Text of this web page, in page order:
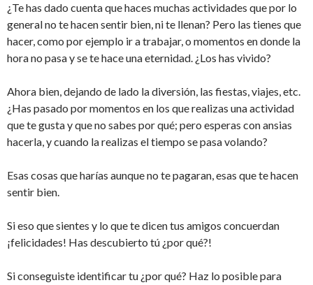
¿Te has dado cuenta que haces muchas actividades que por lo
general no te hacen sentir bien, ni te llenan? Pero las tienes que
hacer, como por ejemplo ir a trabajar, o momentos en donde la
hora no pasa y se te hace una eternidad. ¿Los has vivido?
Ahora bien, dejando de lado la diversión, las fiestas, viajes, etc.
¿Has pasado por momentos en los que realizas una actividad
que te gusta y que no sabes por qué; pero esperas con ansias
hacerla, y cuando la realizas el tiempo se pasa volando?
Esas cosas que harías aunque no te pagaran, esas que te hacen
sentir bien.
Si eso que sientes y lo que te dicen tus amigos concuerdan
¡felicidades! Has descubierto tú ¿por qué?!
Si conseguiste identificar tu ¿por qué? Haz lo posible para